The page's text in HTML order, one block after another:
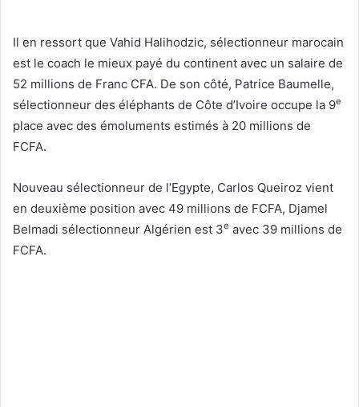
Il en ressort que Vahid Halihodzic, sélectionneur marocain
est le coach le mieux payé du continent avec un salaire de
52 millions de Franc CFA. De son côté, Patrice Baumelle,
sélectionneur des éléphants de Côte d’Ivoire occupe la 9e
place avec des émoluments estimés à 20 millions de
FCFA.
Nouveau sélectionneur de l’Egypte, Carlos Queiroz vient
en deuxième position avec 49 millions de FCFA, Djamel
Belmadi sélectionneur Algérien est 3e avec 39 millions de
FCFA.